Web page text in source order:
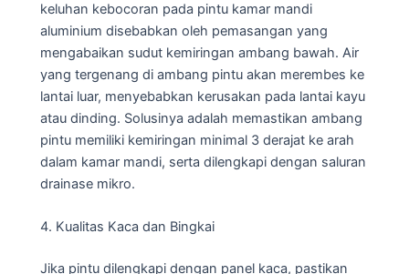
keluhan kebocoran pada pintu kamar mandi
aluminium disebabkan oleh pemasangan yang
mengabaikan sudut kemiringan ambang bawah. Air
yang tergenang di ambang pintu akan merembes ke
lantai luar, menyebabkan kerusakan pada lantai kayu
atau dinding. Solusinya adalah memastikan ambang
pintu memiliki kemiringan minimal 3 derajat ke arah
dalam kamar mandi, serta dilengkapi dengan saluran
drainase mikro.
4. Kualitas Kaca dan Bingkai
Jika pintu dilengkapi dengan panel kaca, pastikan